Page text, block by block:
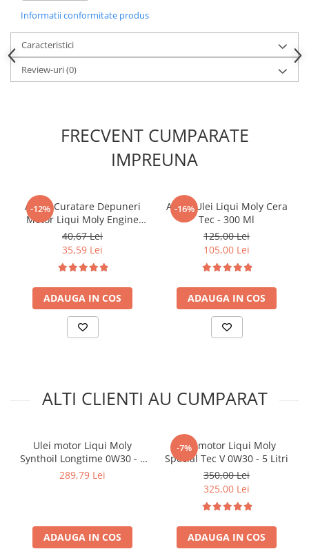
Kit lant distributie
Pompa apa
Transmisie
Kit transmisie
Directie/stabilizare
Cap de bara
Caroserie
Amortizor capota
Amortizor portbagaj/hayon
Amortizor
Arcuri
Pivot suspensie
■ Huse scaune auto
■ Becuri auto
■ Accesorii auto interior
■ Electrice auto
- reduce mult pierderile prin evaporare
- testat cu catalizator si Turbo
Specificatii si certificari:
ACEA A3/B4
API SM/CF
MB 229.3
Informatii conformitate produs
Caracteristici
Review-uri(0)
FRECVENT CUMPARATE
IMPREUNA
-12%
Aditiv Curatare Depuneri
Motor Liqui Moly Engine
Flush - 300 Ml
40,67 Lei
35,59 Lei
ADAUGA IN COS
-16%
Aditiv Ulei Liqui Moly Cera
Tec - 300 Ml
125,00 Lei
105,00 Lei
ADAUGA IN COS
ALTI CLIENTI AU CUMPARAT
Ulei motor Liqui Moly
Synthoil Longtime 0W30 - 5
Litri
289,79 Lei
ADAUGA IN COS
-7%
Ulei motor Liqui Moly
Special Tec V 0W30 - 5 Litri
350,00 Lei
325,00 Lei
ADAUGA IN COS